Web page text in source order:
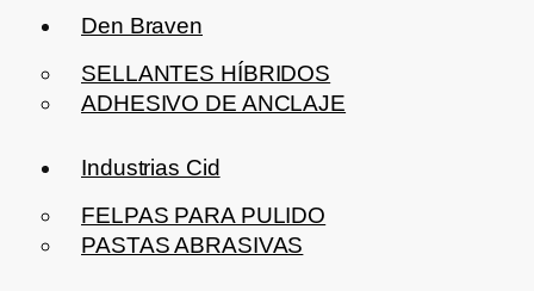
Den Braven
SELLANTES HÍBRIDOS
ADHESIVO DE ANCLAJE
Industrias Cid
FELPAS PARA PULIDO
PASTAS ABRASIVAS